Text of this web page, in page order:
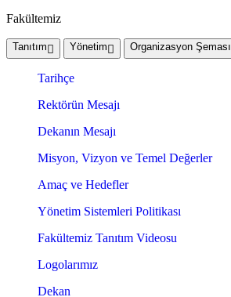
Fakültemiz
Tanıtım Yönetim Organizasyon Şeması
Tarihçe
Rektörün Mesajı
Dekanın Mesajı
Misyon, Vizyon ve Temel Değerler
Amaç ve Hedefler
Yönetim Sistemleri Politikası
Fakültemiz Tanıtım Videosu
Logolarımız
Dekan